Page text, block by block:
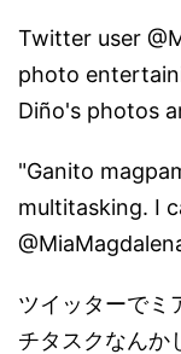
Twitter user
photo
Diño's photos
"Ganito
multitasking. I
ツイッターでミ
チタスクなんか